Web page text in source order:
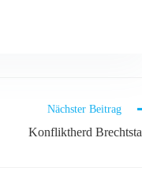
Nächster Beitrag
Konfliktherd